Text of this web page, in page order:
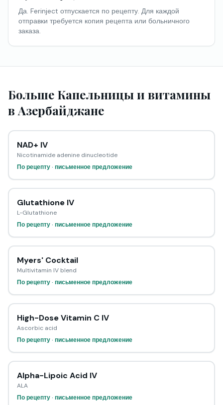
Да. Ferinject отпускается по рецепту. Для каждой
отправки требуется копия рецепта или больничного
заказа.
Больше Капельницы и витамины
в Азербайджане
NAD+ IV
Nicotinamide adenine dinucleotide
По рецепту · письменное предложение
Glutathione IV
L-Glutathione
По рецепту · письменное предложение
Myers' Cocktail
Multivitamin IV blend
По рецепту · письменное предложение
High-Dose Vitamin C IV
Ascorbic acid
По рецепту · письменное предложение
Alpha-Lipoic Acid IV
ALA
По рецепту · письменное предложение